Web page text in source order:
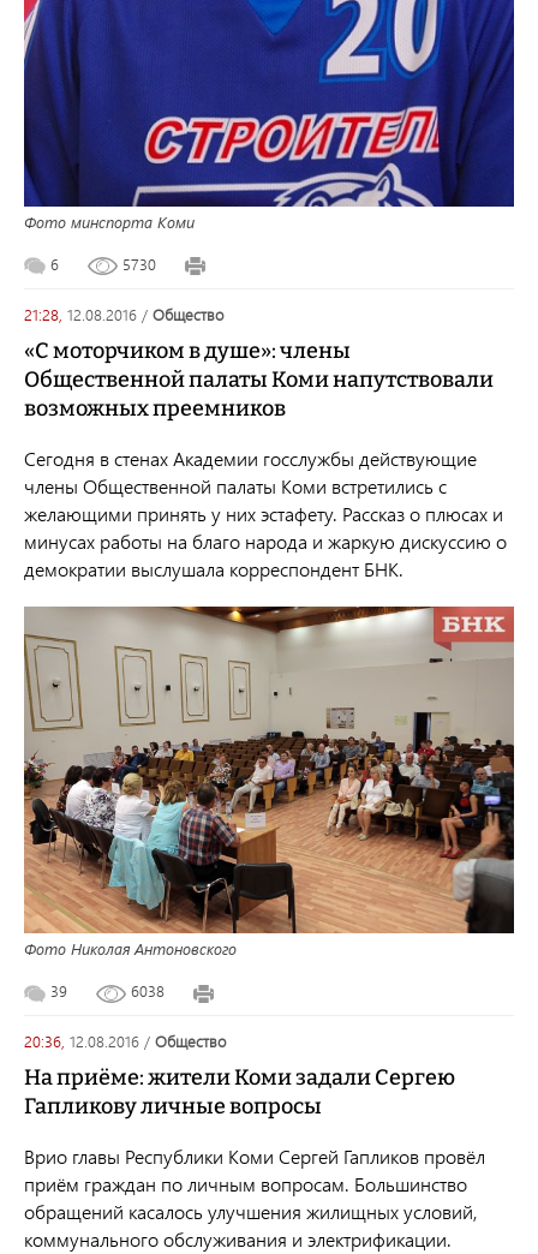
Фото минспорта Коми
6 5730
21:28, 12.08.2016 / общество
«С моторчиком в душе»: члены
Общественной палаты Коми напутствовали
возможных преемников
Сегодня в стенах Академии госслужбы действующие
члены Общественной палаты Коми встретились с
желающими принять у них эстафету. Рассказ о плюсах и
минусах работы на благо народа и жаркую дискуссию о
демократии выслушала корреспондент БНК.
Фото Николая Антоновского
39 6038
20:36, 12.08.2016 / общество
На приёме: жители Коми задали Сергею
Гапликову личные вопросы
Врио главы Республики Коми Сергей Гапликов провёл
приём граждан по личным вопросам. Большинство
обращений касалось улучшения жилищных условий,
коммунального обслуживания и электрификации.